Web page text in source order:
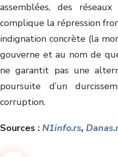
assemblées, des
complique la répression
indignation concrète (la
gouverne et au nom de
ne garantit pas une
poursuite d’un
corruption.
Sources : N1info.rs,